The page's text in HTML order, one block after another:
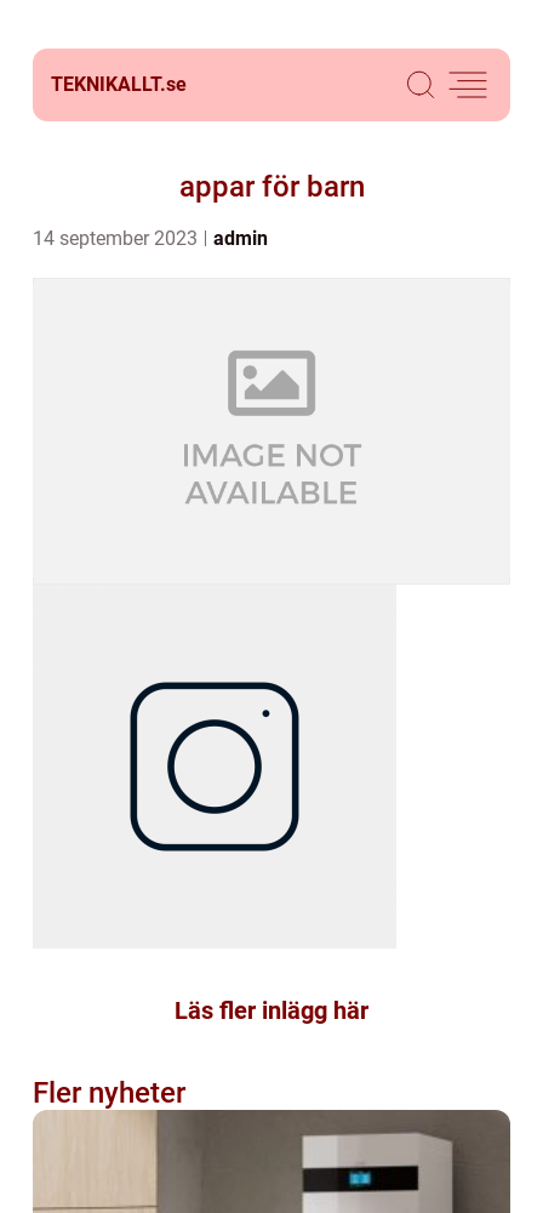
TEKNIKALLT.se
appar för barn
14 september 2023 admin
Läs fler inlägg här
Fler nyheter